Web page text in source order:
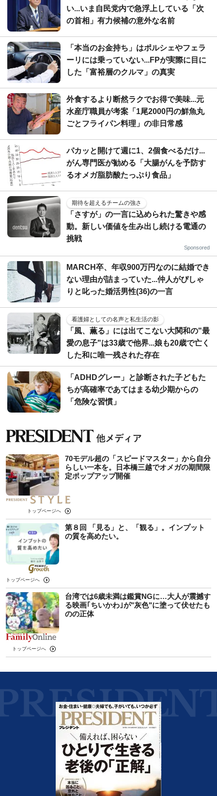
い...いま自民党内で急浮上している「次
の首相」有力候補の意外な名前
「本当のお金持ち」はポルシェやフェラ
ーリには乗っていない...FPが実際に目に
した「富裕層のクルマ」の真実
外食するより断然ラクでお得で美味...元
水産庁職員が考案「1尾2000円の鮮魚丸
ごとフライパン料理」の非日常感
パカッと開けて週に1、2個食べるだけ...
がん専門医が勧める「大腸がんを予防す
るオメガ脂肪酸たっぷり食品」
期待を超えるチームの強さ
「さすが」の一言に込められた驚きや感
動。新しい価値を生み出し続ける電通の
挑戦
Sponsored
MARCH卒、年収900万円なのに結婚でき
ない理由が詰まっていた...仲人がぴしゃ
りと叱った婚活男性(36)の一言
看護婦としての名声と私生活の影
「風、薫る」には出てこない大関和の"最
愛の息子"は33歳で他界...娘も20歳で亡く
した和に唯一残された存在
「ADHDグレー」と診断された子どもた
ちが高確率であてはまる幼少期からの
「危険な習慣」
70モデル超の「スピードマスター」から自分
らしい一本を。日本橋三越でオメガの期間限
定ポップアップ開催
トップページへ
第８回 「見る」と、「観る」。インプット
の質を高めたい。
トップページへ
台湾では6歳未満は鑑賞NGに…大人が震撼す
る映画｢ちいかわ｣が"灰色"に塗って伏せたも
のの正体
トップページへ